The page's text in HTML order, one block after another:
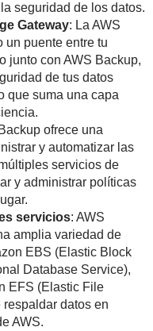
seguridad de los datos.
Gateway: La AWS
un puente entre tu
junto con AWS Backup,
de tus datos
que suma una capa
ofrece una
y automatizar las
servicios de
y administrar políticas
servicios: AWS
amplia variedad de
EBS (Elastic Block
Database Service),
EFS (Elastic File
respaldar datos en
AWS.